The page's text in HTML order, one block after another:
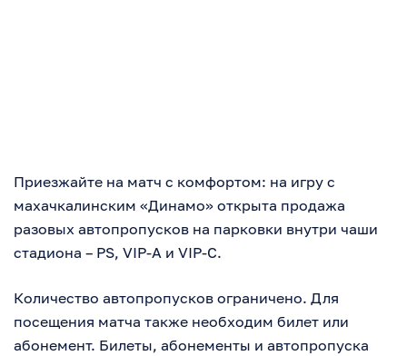
Приезжайте на матч с комфортом: на игру с
махачкалинским «Динамо» открыта продажа
разовых автопропусков на парковки внутри чаши
стадиона – PS, VIP-A и VIP-C.
Количество автопропусков ограничено. Для
посещения матча также необходим билет или
абонемент. Билеты, абонементы и автопропуска